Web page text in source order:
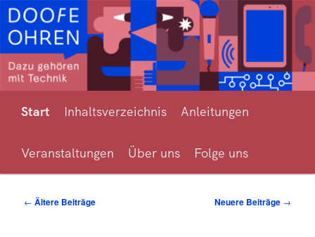
Zum
primären
Inhalt
springen
Zum
sekundären
Inhalt
springen
Doofe Ohren
Hörverlust und Hörgerätetechnik für alle erklärt
Start Inhaltsverzeichnis Anleitungen
Veranstaltungen Über uns Folge uns
Beitragsnavigation
← Ältere Beiträge Neuere Beiträge →